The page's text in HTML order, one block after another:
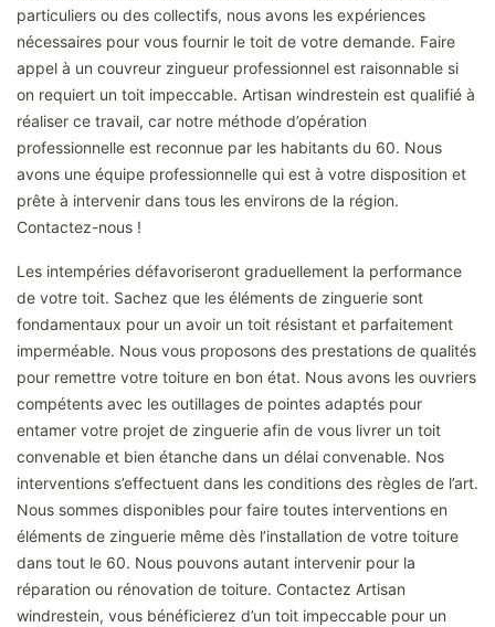
particuliers ou des collectifs, nous avons les expériences
nécessaires pour vous fournir le toit de votre demande. Faire
appel à un couvreur zingueur professionnel est raisonnable si
on requiert un toit impeccable. Artisan windrestein est qualifié à
réaliser ce travail, car notre méthode d’opération
professionnelle est reconnue par les habitants du 60. Nous
avons une équipe professionnelle qui est à votre disposition et
prête à intervenir dans tous les environs de la région.
Contactez-nous !
Les intempéries défavoriseront graduellement la performance
de votre toit. Sachez que les éléments de zinguerie sont
fondamentaux pour un avoir un toit résistant et parfaitement
imperméable. Nous vous proposons des prestations de qualités
pour remettre votre toiture en bon état. Nous avons les ouvriers
compétents avec les outillages de pointes adaptés pour
entamer votre projet de zinguerie afin de vous livrer un toit
convenable et bien étanche dans un délai convenable. Nos
interventions s’effectuent dans les conditions des règles de l’art.
Nous sommes disponibles pour faire toutes interventions en
éléments de zinguerie même dès l’installation de votre toiture
dans tout le 60. Nous pouvons autant intervenir pour la
réparation ou rénovation de toiture. Contactez Artisan
windrestein, vous bénéficierez d’un toit impeccable pour un